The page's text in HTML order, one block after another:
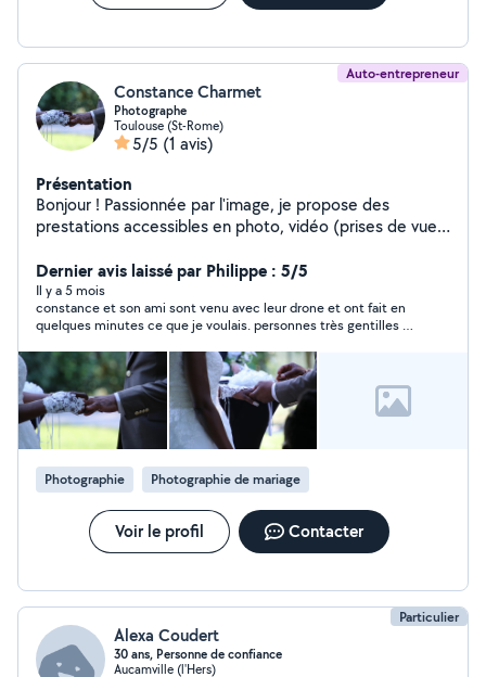
Auto-entrepreneur
Constance Charmet
Photographe
Toulouse (St-Rome)
5/5 (1 avis)
Présentation
Bonjour ! Passionnée par l'image, je propose des
prestations accessibles en photo, vidéo (prises de vue
sites web. Mariage, événements, portraits, vidéos
souvenirs Logos, affiches, retouches, mise en page Sites
vitrines simples et modernes Déplacements possibles
selon les projets (merci de prendre en charge les frais).
Venez discuter de votre projet !
Dernier avis laissé par Philippe : 5/5
Il y a 5 mois
constance et son ami sont venu avec leur drone et ont fait en
quelques minutes ce que je voulais. personnes très gentilles et
Photographie Photographie de mariage
Voir le profil Contacter
Particulier
Alexa Coudert
30 ans, Personne de confiance
Aucamville (l'Hers)